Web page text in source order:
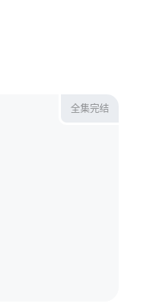
全集完结